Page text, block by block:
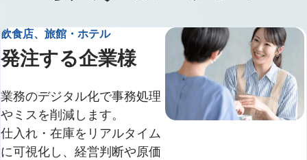
飲食店、旅館・ホテル
発注する企業様
業務のデジタル化で事務処理
やミスを削減します。
仕入れ・在庫をリアルタイム
に可視化し、経営判断や原価